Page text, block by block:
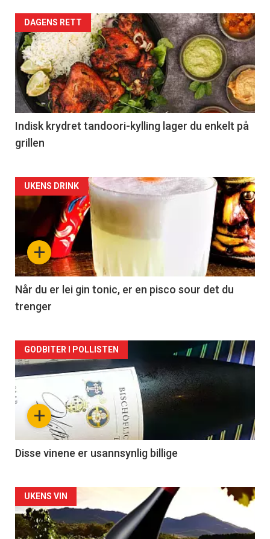
DAGENS RETT
Indisk krydret tandoori-kylling lager du enkelt på
grillen
Forsiden
akkurat
nå
-
2
+
UKENS DRINK
Når du er lei gin tonic, er en pisco sour det du
trenger
Forsiden
akkurat
nå
3
+
GODBITER I POLLISTEN
Disse vinene er usannsynlig billige
Forsiden
akkurat
UKENS VIN